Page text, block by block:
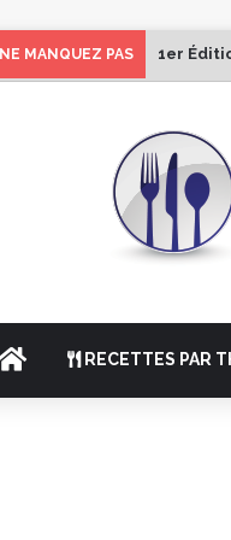
NE MANQUEZ PAS 1er
ACCUEILRECETTES PAR